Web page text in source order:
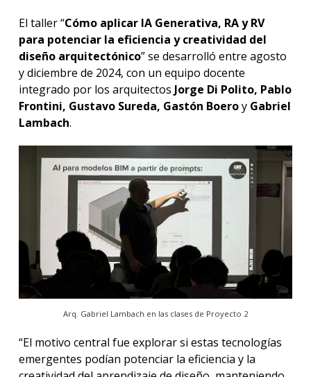
El taller “Cómo aplicar IA Generativa, RA y RV
para potenciar la eficiencia y creatividad del
diseño arquitectónico” se desarrolló entre agosto
y diciembre de 2024, con un equipo docente
integrado por los arquitectos Jorge Di Polito, Pablo
Frontini, Gustavo Sureda, Gastón Boeroy Gabriel
Lambach.
Arq. Gabriel Lambach en las clases de Proyecto 2
“El motivo central fue explorar si estas tecnologías
emergentes podían potenciar la eficiencia y la